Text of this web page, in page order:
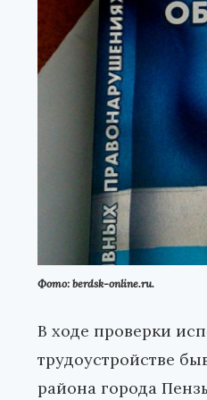
Фото: berdsk-online.ru.
В ходе проверки
трудоустройстве
района города